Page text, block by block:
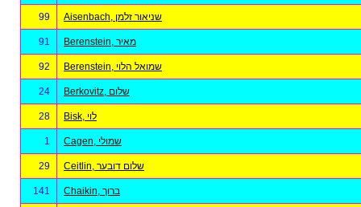
99 Aisenbach, שניאור זלמן
91 Berenstein, מאיר
92 Berenstein, שמואל הלוי
24 Berkovitz, שלום
28 Bisk, לוי
1 Cagen, שמולי
29 Ceitlin, שלום דובער
141 Chaikin, ברוך